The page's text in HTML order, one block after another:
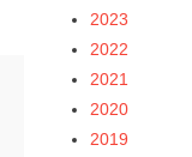
2023
2022
2021
2020
2019